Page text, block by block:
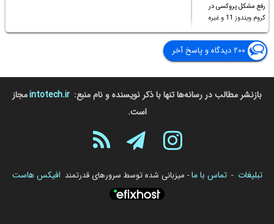
رفع مشکل پروکسی در
کروم ویندوز 11 و غیره
۲۰۰ دیدگاه و پاسخ آخر
بازنشر مطالب در رسانه‌ها تنها با ذکر نویسنده و نام منبع: intotech.irمجاز
است.
تبلیغات - تماس با ما- میزبانی شده توسط سرورهای قدرتمند افیکس هاست